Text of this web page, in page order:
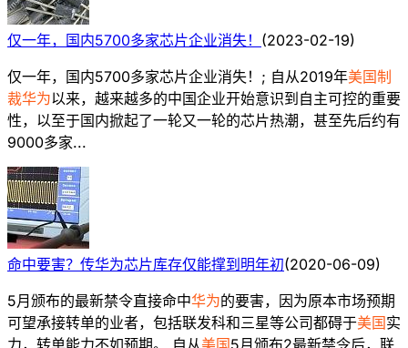
仅一年，国内5700多家芯片企业消失！ (2023-02-19)
仅一年，国内5700多家芯片企业消失！; 自从2019年美国制
裁华为以来，越来越多的中国企业开始意识到自主可控的重要
性，以至于国内掀起了一轮又一轮的芯片热潮，甚至先后约有
9000多家...
命中要害？传华为芯片库存仅能撑到明年初(2020-06-09)
5月颁布的最新禁令直接命中华为的要害，因为原本市场预期
可望承接转单的业者，包括联发科和三星等公司都碍于美国实
力，转单能力不如预期。 自从美国5月颁布2最新禁令后，联